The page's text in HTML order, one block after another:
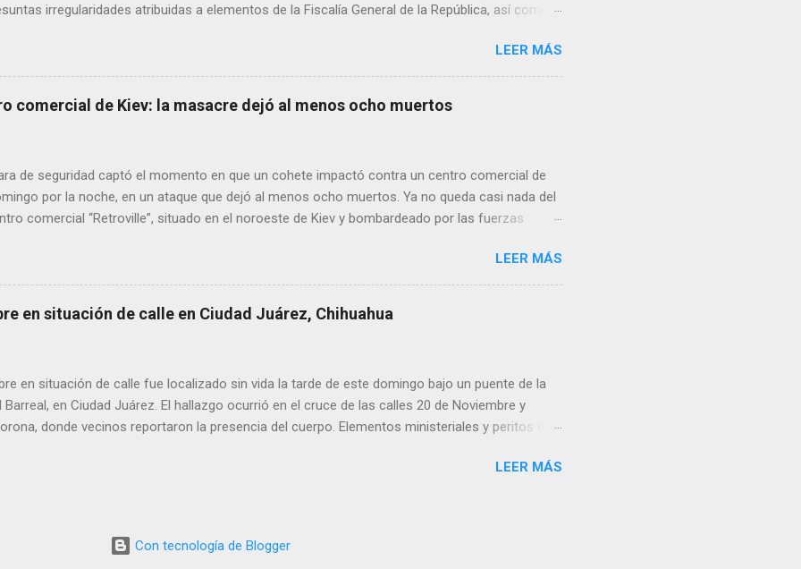
irregularidades atribuidas a elementos de la Fiscalía General de la República, así como
Andrea Chávez, se registraron protestas en las que se colocaron lonas con imágenes de la
y del senador Adán Augusto López, acompañadas de mensajes de inconformidad. En este
de alta circulación informativa, se ha detectado un intento de hackeo que ya afectó a
de dos medios locales de Delicias a través de grupos de WhatsApp administrados por
y pregun...
LEER MÁS
comercial de Kiev: la masacre dejó al menos ocho muertos
de seguridad captó el momento en que un cohete impactó contra un centro comercial de
por la noche, en un ataque que dejó al menos ocho muertos. Ya no queda casi nada del
comercial “Retroville”, situado en el noroeste de Kiev y bombardeado por las fuerzas
fue sacudido por la explosión, pensé que el edificio se iba a caer”, recuerda Vladimir, de 76
de la zona. Los rusos “probablemente apuntaban a una central (eléctrica) térmica a unos
metros”, dijo, señalando una gran chimenea blanca en el horizonte. Inaugurado a inicios de
LEER MÁS
en situación de calle en Ciudad Juárez, Chihuahua
en situación de calle fue localizado sin vida la tarde de este domingo bajo un puente de la
Barreal, en Ciudad Juárez. El hallazgo ocurrió en el cruce de las calles 20 de Noviembre y
donde vecinos reportaron la presencia del cuerpo. Elementos ministeriales y peritos de
que el hombre solía pernoctar en ese lugar, aunque desconocen su identidad.LEER MÁS
Con tecnología de Blogger